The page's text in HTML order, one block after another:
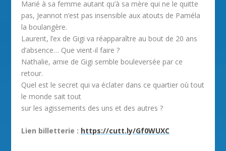
Marié à sa femme autant qu’à sa mère qui ne le quitte
pas, Jeannot n’est pas insensible aux atouts de Paméla
la boulangère.
Laurent, l’ex de Gigi va réapparaître au bout de 20 ans
d’absence… Que vient-il faire ?
Nathalie, amie de Gigi semble bouleversée par ce
retour.
Quel est le secret qui va éclater dans ce quartier où tout
le monde sait tout
sur les agissements des uns et des autres ?
Lien billetterie : https://cutt.ly/Gf0WUXC